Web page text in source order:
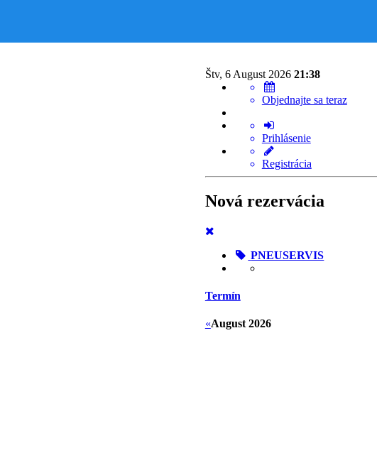
Štv, 6 August 2026 21:38
Objednajte sa teraz
Prihlásenie
Registrácia
Nová rezervácia
PNEUSERVIS
Termín
«August 2026